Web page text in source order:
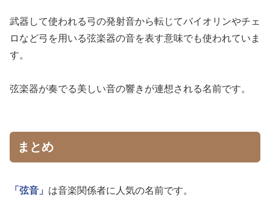
武器して使われる弓の発射音から転じてバイオリンやチェ
ロなど弓を用いる弦楽器の音を表す意味でも使われていま
す。
弦楽器が奏でる美しい音の響きが連想される名前です。
まとめ
「弦音」 は音楽関係者に人気の名前です。